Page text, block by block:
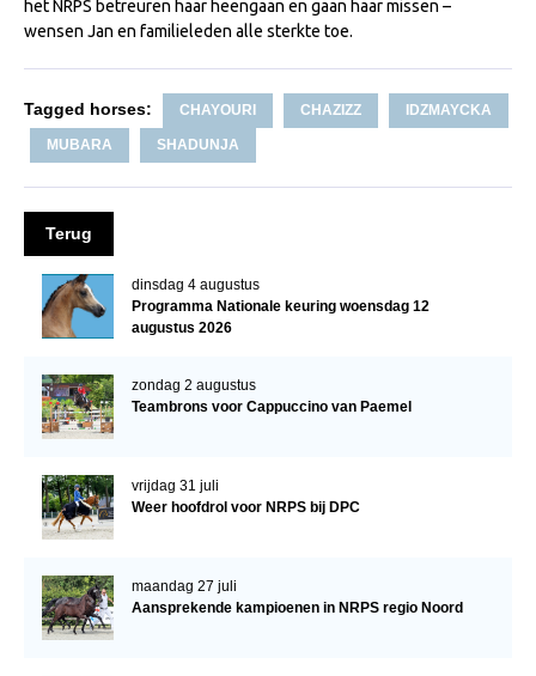
Informatie aan je paard of pony toevoegen
Fokkerij informatie
Fokprogramma's en registratie
Predicaten
Röntgenonderzoek
Zoek een hengst
Hengstenselectie
het NRPS betreuren haar heengaan en gaan haar missen –
wensen Jan en familieleden alle sterkte toe.
Tagged horses: CHAYOURI CHAZIZZ IDZMAYCKA
MUBARA SHADUNJA
Terug
dinsdag 4 augustus
Programma Nationale keuring woensdag 12
augustus 2026
zondag 2 augustus
Teambrons voor Cappuccino van Paemel
vrijdag 31 juli
Weer hoofdrol voor NRPS bij DPC
maandag 27 juli
Aansprekende kampioenen in NRPS regio Noord